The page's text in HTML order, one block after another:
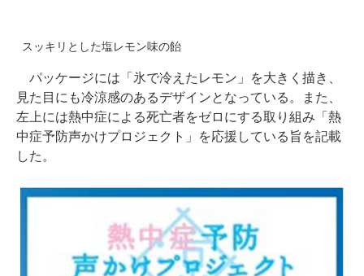
スッキリとした塩レモン味の飴
パッケージには「氷で冷えたレモン」を大きく描き、
見た目にも冷涼感のあるデザインとなっている。また、
左上には熱中症による死亡者をゼロにする取り組み「熱
中症予防声かけプロジェクト」を応援している旨を記載
した。